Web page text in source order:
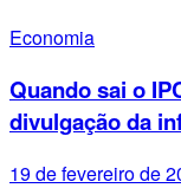
Economia
Quando sai o
divulgação da
19 de fevereiro de